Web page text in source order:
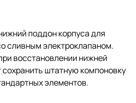
поддон корпуса для
сливным электроклапаном.
восстановлении нижней
сохранить штатную компоновку
элементов.